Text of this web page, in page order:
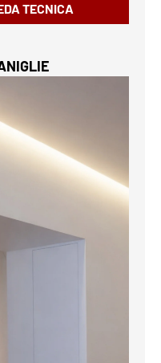
TECNICA